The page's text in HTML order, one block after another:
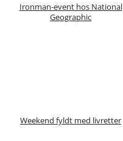
Ironman-event hos National
Geographic
Weekend fyldt med livretter